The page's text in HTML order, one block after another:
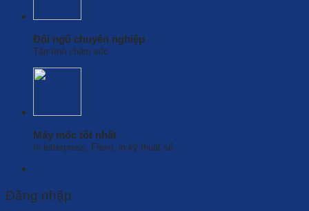
Đội ngũ chuyên nghiệp
Tận tình chăm sóc
Máy móc tốt nhất
In letterpress, Flexo, in kỹ thuật số
Đăng nhập